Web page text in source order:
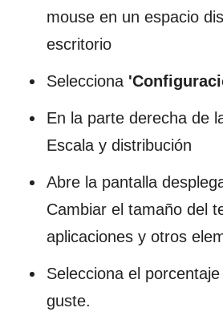
mouse en un espacio
escritorio
Selecciona
En la parte derecha de
Escala y distribución
Abre la pantalla
Cambiar el tamaño del
aplicaciones y otros
Selecciona el
guste.